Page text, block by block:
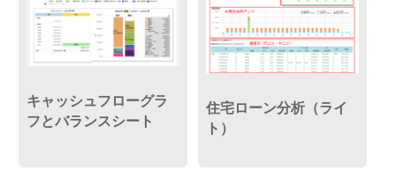
キャッシュフローグラ
フとバランスシート
住宅ローン分析（ライ
ト）